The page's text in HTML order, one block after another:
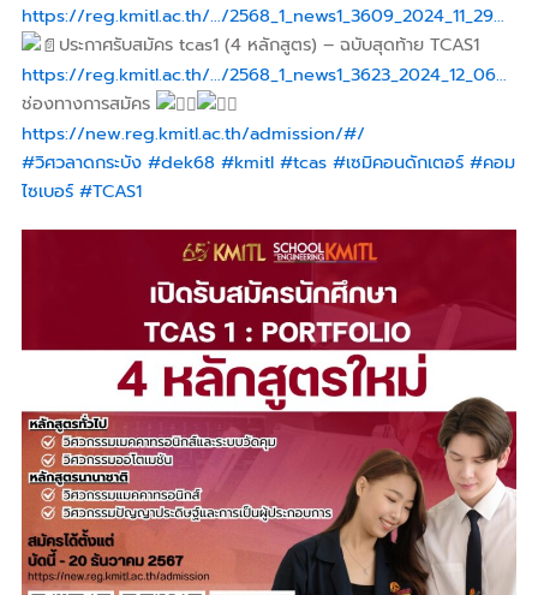
https://reg.kmitl.ac.th/…/2568_1_news1_3609_2024_11_29…
ประกาศรับสมัคร tcas1 (4 หลักสูตร) – ฉบับสุดท้าย TCAS1
https://reg.kmitl.ac.th/…/2568_1_news1_3623_2024_12_06…
ช่องทางการสมัคร
https://new.reg.kmitl.ac.th/admission/#/
#วิศวลาดกระบัง #dek68 #kmitl #tcas #เซมิคอนดักเตอร์ #คอม
ไซเบอร์ #TCAS1